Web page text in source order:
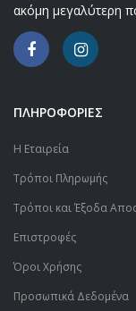
ακόμη μεγαλύτερη
ΠΛΗΡΟΦΟΡΙΕΣ
Η Εταιρεία
Τρόποι Πληρωμής
Τρόποι και Έξοδα
Επιστροφές
Όροι Χρήσης
Προσωπικά Δεδομένα